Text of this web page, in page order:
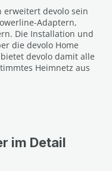
erweitert devolo sein
Adaptern,
Die Installation und
die devolo Home
devolo damit alle
Heimnetz aus
im Detail